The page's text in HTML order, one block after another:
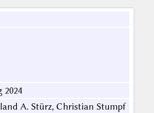
A. Stürz, Christian Stumpf